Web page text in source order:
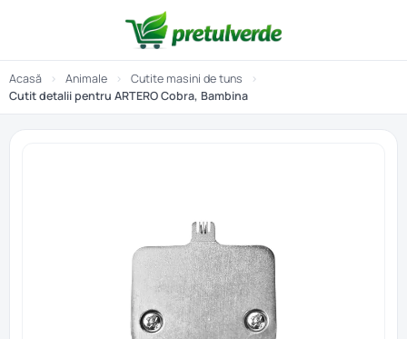
Acasă › Animale › Cutite masini de tuns
›
Cutit detalii pentru ARTERO Cobra, Bambina